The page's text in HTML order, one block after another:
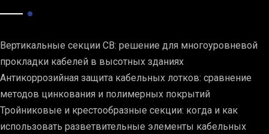
Вертикальные секции СВ: решение для многоуровневой
прокладки кабелей в высотных зданиях
Антикоррозийная защита кабельных лотков: сравнение
методов цинкования и полимерных покрытий
Тройниковые и крестообразные секции: когда и как
использовать разветвительные элементы кабельных